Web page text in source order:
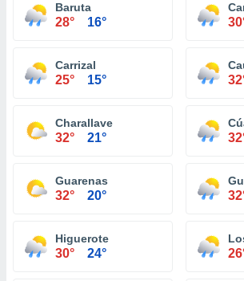
Baruta
28° 16°
Carrizal
25° 15°
Charallave
32° 21°
Guarenas
32° 20°
Higuerote
30° 24°